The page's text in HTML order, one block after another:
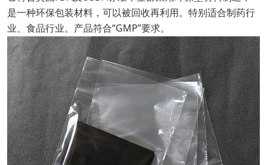
是一种环保包装材料，可以被回收再利用。特别适合制药行
业、食品行业。产品符合“GMP”要求。